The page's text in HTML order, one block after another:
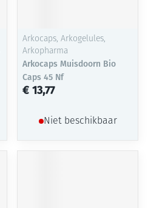
Arkocaps, Arkogelules,
Arkopharma
Arkocaps Muisdoorn Bio
Caps 45 Nf
€ 13,77
Niet beschikbaar